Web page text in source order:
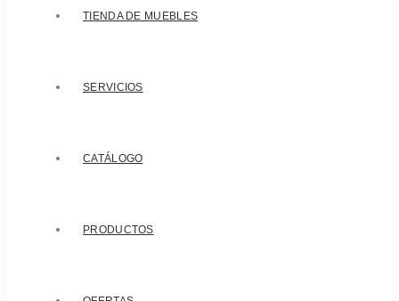
TIENDA DE MUEBLES
SERVICIOS
CATÁLOGO
PRODUCTOS